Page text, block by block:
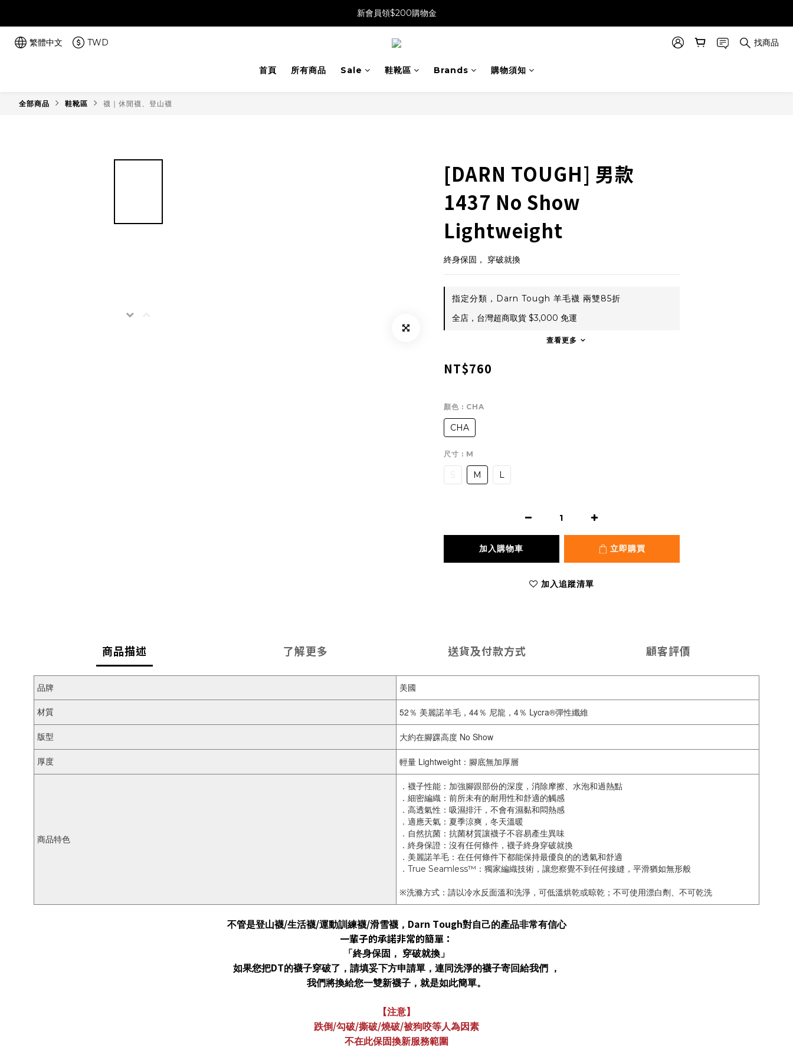
新會員領$200購物金
繁體中文 TWD 找商品
首頁 所有商品 Sale 鞋靴區 Brands 購物須知
全部商品 鞋靴區 襪｜休閒襪、登山襪
[DARN TOUGH] 男款
1437 No Show
Lightweight
終身保固， 穿破就換
指定分類，Darn Tough 羊毛襪 兩雙85折
全店，台灣超商取貨 $3,000 免運
查看更多
NT$760
顏色 : CHA
CHA
尺寸 : M
S M L
加入購物車 立即購買
加入追蹤清單
商品描述 了解更多 送貨及付款方式 顧客評價
品牌 美國
材質 52％ 美麗諾羊毛，44％ 尼龍，4％ Lycra®彈性纖維
版型 大約在腳踝高度 No Show
厚度 輕量 Lightweight：腳底無加厚層
商品特色
．襪子性能：加強腳跟部份的深度，消除摩擦、水泡和過熱點
．細密編織：前所未有的耐用性和舒適的觸感
．高透氣性：吸濕排汗，不會有濕黏和悶熱感
．適應天氣：夏季涼爽，冬天溫暖
．自然抗菌：抗菌材質讓襪子不容易產生異味
．終身保證：沒有任何條件，襪子終身穿破就換
．美麗諾羊毛：在任何條件下都能保持最優良的的透氣和舒適
．True Seamless™：獨家編織技術，讓您察覺不到任何接縫，平滑猶如無形般
※洗滌方式：請以冷水反面溫和洗淨，可低溫烘乾或晾乾；不可使用漂白劑、不可乾洗
不管是登山襪/生活襪/運動訓練襪/滑雪襪， Darn Tough對自己的產品非常有信心
一輩子的承諾非常的簡單：
「終身保固， 穿破就換」
如果您把DT的襪子穿破了，請填妥下方申請單，連同洗淨的襪子寄回給我們 ，
我們將換給您一雙新襪子，就是如此簡單。
【注意】
跌倒/勾破/撕破/燒破/被狗咬等人為因素
不在此保固換新服務範圍
立即購買